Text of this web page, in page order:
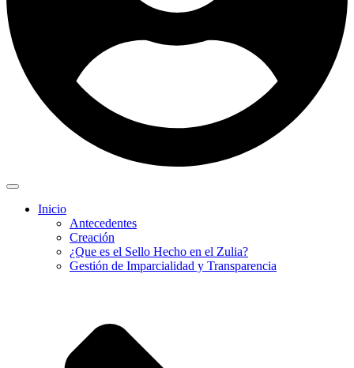
Inicio
Antecedentes
Creación
¿Que es el Sello Hecho en el Zulia?
Gestión de Imparcialidad y Transparencia